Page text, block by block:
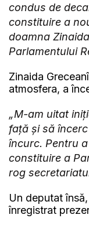
condus de
constituire a
doamna
Parlamentului
Zinaida
atmosfera, a
„M-am uitat
față și să
încurc. Pentru
constituire a
rog
Un deputat
înregistrat